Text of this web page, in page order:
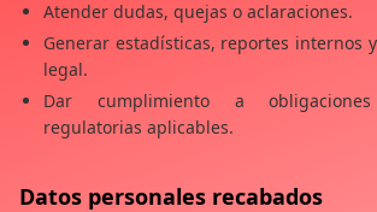
Atender dudas, quejas o aclaraciones.
Generar estadísticas, reportes internos
legal.
Dar cumplimiento a
regulatorias aplicables.
Datos personales recabados